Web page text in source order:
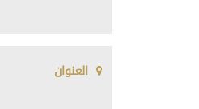
العنوان